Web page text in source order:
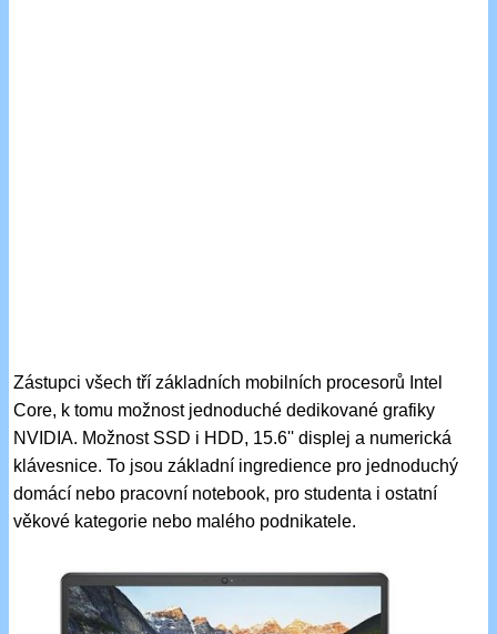
Zástupci všech tří základních mobilních procesorů Intel
Core, k tomu možnost jednoduché dedikované grafiky
NVIDIA. Možnost SSD i HDD, 15.6'' displej a numerická
klávesnice. To jsou základní ingredience pro jednoduchý
domácí nebo pracovní notebook, pro studenta i ostatní
věkové kategorie nebo malého podnikatele.